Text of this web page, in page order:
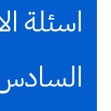
اسئلة